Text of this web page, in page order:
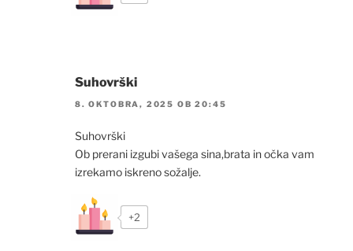
Suhovrški
8. OKTOBRA, 2025 OB 20:45
Suhovrški
Ob prerani izgubi vašega sina,brata in očka vam
izrekamo iskreno sožalje.
+2